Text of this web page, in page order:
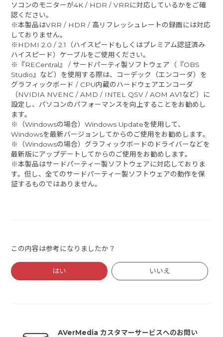
ソコンのモニターが4K / HDR / VRRに対応しているかをご確
認ください。
※本製品はVRR / HDR / 高リフレッシュレートの録画には対応
しておりません。
※HDMI 2.0 / 2.1（ハイスピードもしくはプレミアム認証済み
ハイスピード）ケーブルをご使用ください。
※『RECentral』 / サードパーティ製ソフトウェア（『OBS
Studio』など）を使用する際は、コーデック（エンコーダ）を
グラフィックボード / CPU内蔵のハードウェアエンコーダ
（NVIDIA NVENC / AMD / INTEL QSV / AOM AV1など）に
設定し、パソコンのパフォーマンスを向上することをお勧めし
ます。
※（Windowsの場合）Windows Updateを使用して、
Windowsを最新バージョンしてからのご使用をお勧めします。
※（Windowsの場合）グラフィックボードのドライバーなどを
最新版にアップデートしてからのご使用をお勧めします。
※本製品はサードパーティー製ソフトウェアに対応しておりま
す。但し、全てのサードパーティー製ソフトウェアの動作を保
証するものではありません。
この内容は参考になりましたか？
はい いいえ
AVerMedia カスタマーサービスへのお問い